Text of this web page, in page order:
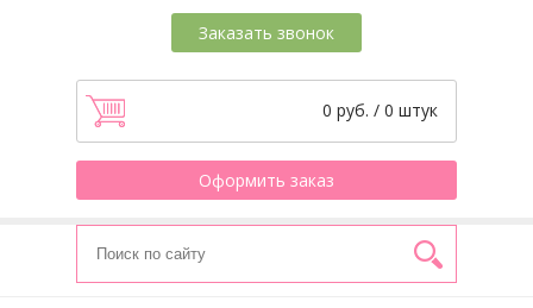
Заказать звонок
0 руб. / 0 штук
Оформить заказ